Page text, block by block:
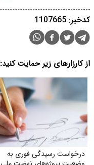
کدخبر: 1107665
از کارزارهای زیر حمایت کنید:
درخواست رسیدگی فوری به